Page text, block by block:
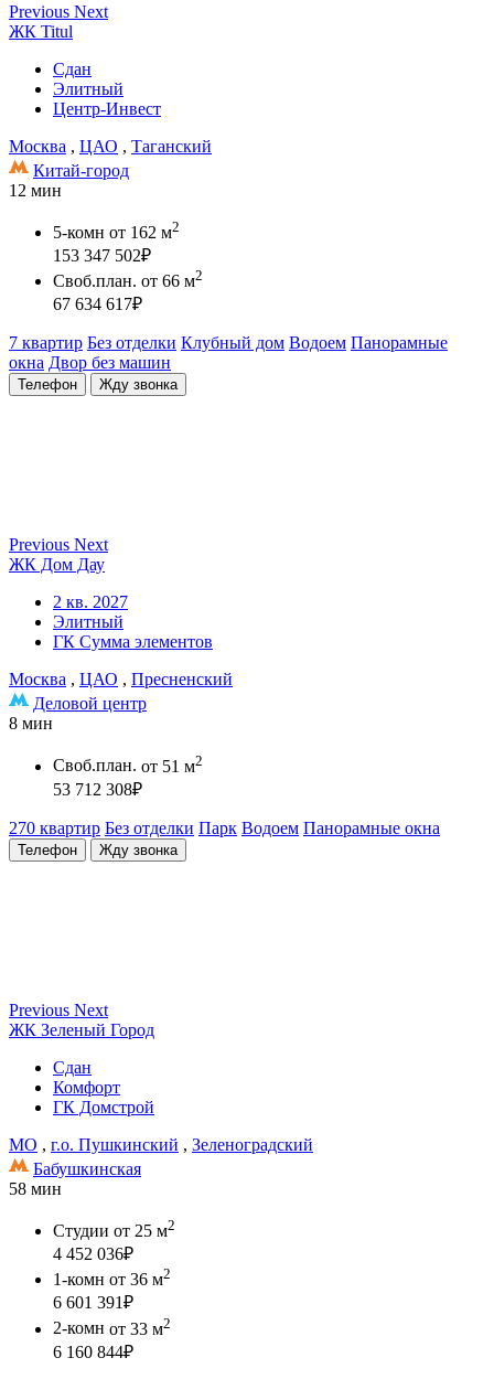
Previous Next
ЖК Titul
Сдан
Элитный
Центр-Инвест
Москва , ЦАО , Таганский
Китай-город
12 мин
5-комн от 162 м2
153 347 502₽
Своб.план. от 66 м2
67 634 617₽
7 квартир Без отделки Клубный дом Водоем Панорамные
окна Двор без машин
Телефон Жду звонка
Previous Next
ЖК Дом Дау
2 кв. 2027
Элитный
ГК Сумма элементов
Москва , ЦАО , Пресненский
Деловой центр
8 мин
Своб.план. от 51 м2
53 712 308₽
270 квартир Без отделки Парк Водоем Панорамные окна
Телефон Жду звонка
Previous Next
ЖК Зеленый Город
Сдан
Комфорт
ГК Домстрой
МО , г.о. Пушкинский , Зеленоградский
Бабушкинская
58 мин
Студии от 25 м2
4 452 036₽
1-комн от 36 м2
6 601 391₽
2-комн от 33 м2
6 160 844₽